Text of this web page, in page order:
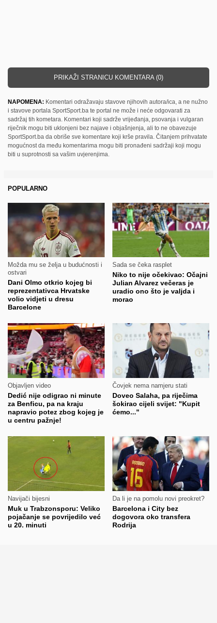
PRIKAŽI STRANICU KOMENTARA (0)
NAPOMENA: Komentari odražavaju stavove njihovih autora/ica, a ne nužno
i stavove portala SportSport.ba te portal ne može i neće odgovarati za
sadržaj tih kometara. Komentari koji sadrže vrijeđanja, psovanja i vulgaran
riječnik mogu biti uklonjeni bez najave i objašnjenja, ali to ne obavezuje
SportSport.ba da obriše sve komentare koji krše pravila. Čitanjem prihvatate
mogućnost da među komentarima mogu biti pronađeni sadržaji koji mogu
biti u suprotnosti sa vašim uvjerenjima.
POPULARNO
Možda mu se želja u budućnosti i
ostvari
Dani Olmo otkrio kojeg bi
reprezentativca Hrvatske
volio vidjeti u dresu
Barcelone
Sada se čeka rasplet
Niko to nije očekivao: Očajni
Julian Alvarez večeras je
uradio ono što je valjda i
morao
Objavljen video
Dedić nije odigrao ni minute
za Benficu, pa na kraju
napravio potez zbog kojeg je
u centru pažnje!
Čovjek nema namjeru stati
Doveo Salaha, pa riječima
šokirao cijeli svijet: "Kupit
ćemo..."
Navijači bijesni
Muk u Trabzonsporu: Veliko
pojačanje se povrijedilo već
u 20. minuti
Da li je na pomolu novi preokret?
Barcelona i City bez
dogovora oko transfera
Rodrija